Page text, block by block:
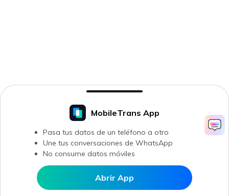
Abrir en MobileTrans
MobileTrans App
Pasa tus datos de un teléfono a otro
Une tus conversaciones de WhatsApp
No consume datos móviles
Abrir App